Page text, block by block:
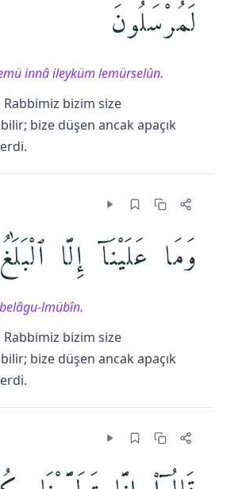
لَمُرْسَلُونَ
innâ ileyküm lemürselûn.
bizim size
bize düşen ancak apaçık
وَمَا عَلَيْنَآ إِلَّا
lmübîn.
bizim size
bize düşen ancak apaçık